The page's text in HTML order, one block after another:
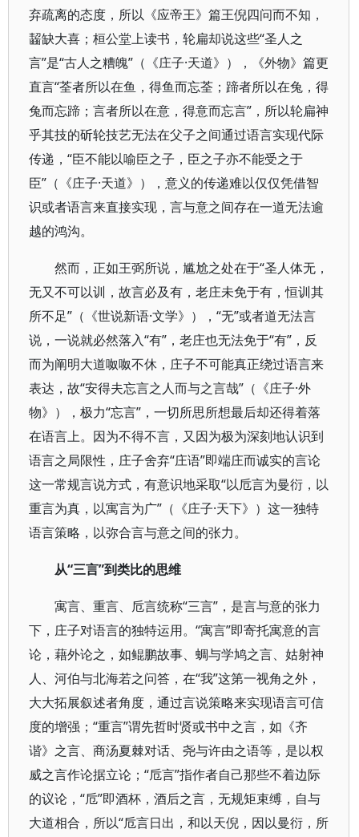
弃疏离的态度，所以《应帝王》篇王倪四问而不知，
齧缺大喜；桓公堂上读书，轮扁却说这些“圣人之
言”是“古人之糟魄”（《庄子·天道》），《外物》篇更
直言“荃者所以在鱼，得鱼而忘荃；蹄者所以在兔，得
兔而忘蹄；言者所以在意，得意而忘言”，所以轮扁神
乎其技的斫轮技艺无法在父子之间通过语言实现代际
传递，“臣不能以喻臣之子，臣之子亦不能受之于
臣”（《庄子·天道》），意义的传递难以仅仅凭借智
识或者语言来直接实现，言与意之间存在一道无法逾
越的鸿沟。
然而，正如王弼所说，尴尬之处在于“圣人体无，
无又不可以训，故言必及有，老庄未免于有，恒训其
所不足”（《世说新语·文学》），“无”或者道无法言
说，一说就必然落入“有”，老庄也无法免于“有”，反
而为阐明大道呶呶不休，庄子不可能真正绕过语言来
表达，故“安得夫忘言之人而与之言哉”（《庄子·外
物》），极力“忘言”，一切所思所想最后却还得着落
在语言上。因为不得不言，又因为极为深刻地认识到
语言之局限性，庄子舍弃“庄语”即端庄而诚实的言论
这一常规言说方式，有意识地采取“以卮言为曼衍，以
重言为真，以寓言为广”（《庄子·天下》）这一独特
语言策略，以弥合言与意之间的张力。
从“三言”到类比的思维
寓言、重言、卮言统称“三言”，是言与意的张力
下，庄子对语言的独特运用。“寓言”即寄托寓意的言
论，藉外论之，如鲲鹏故事、蜩与学鸠之言、姑射神
人、河伯与北海若之问答，在“我”这第一视角之外，
大大拓展叙述者角度，通过言说策略来实现语言可信
度的增强；“重言”谓先哲时贤或书中之言，如《齐
谐》之言、商汤夏棘对话、尧与许由之语等，是以权
威之言作论据立论；“卮言”指作者自己那些不着边际
的议论，“卮”即酒杯，酒后之言，无规矩束缚，自与
大道相合，所以“卮言日出，和以天倪，因以曼衍，所